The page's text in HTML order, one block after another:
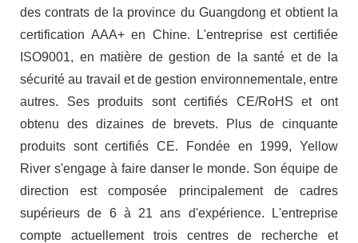
des contrats de la province du Guangdong et obtient la
certification AAA+ en Chine. L'entreprise est certifiée
ISO9001, en matière de gestion de la santé et de la
sécurité au travail et de gestion environnementale, entre
autres. Ses produits sont certifiés CE/RoHS et ont
obtenu des dizaines de brevets. Plus de cinquante
produits sont certifiés CE. Fondée en 1999, Yellow
River s'engage à faire danser le monde. Son équipe de
direction est composée principalement de cadres
supérieurs de 6 à 21 ans d'expérience. L'entreprise
compte actuellement trois centres de recherche et